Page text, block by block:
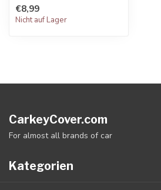
€8,99
Nicht auf Lager
CarkeyCover.com
For almost all brands of car
Kategorien